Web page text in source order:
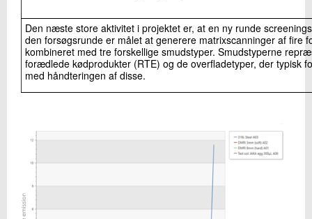
Den næste store aktivitet i projektet er, at en ny runde
den forsøgsrunde er målet at generere matrixscanninger af fire
kombineret med tre forskellige smudstyper. Smudstyperne
forædlede kødprodukter (RTE) og de overfladetyper, der typisk
med håndteringen af disse.